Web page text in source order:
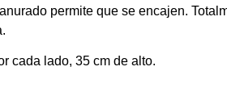
permite que se encajen.
cada lado, 35 cm de alto.